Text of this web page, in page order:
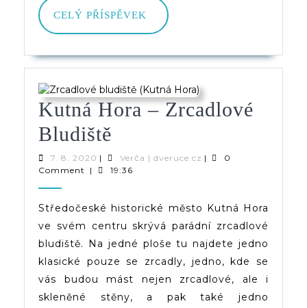
Ráji
CELÝ PŘÍSPĚVEK
CELÝ
PŘÍSPĚVEK
Kutná Hora – Zrcadlové
Bludiště
Hora
Zrcadlové
Bludiště
7. 8. 2020 7.
8.
| Verča | dveruce.cz Verča
|
0
Comment
| 19:36
Středočeské historické město Kutná Hora
ve svém centru skrývá parádní zrcadlové
bludiště. Na jedné ploše tu najdete jedno
klasické pouze se zrcadly, jedno, kde se
vás budou mást nejen zrcadlové, ale i
skleněné stěny, a pak také jedno